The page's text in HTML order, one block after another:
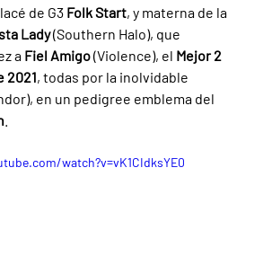
de G3 Folk Start, y materna de la
Lady (Southern Halo), que
a Fiel Amigo (Violence), el Mejor 2
2021, todas por la inolvidable
en un pedigree emblema del
.
watch?v=vK1CIdksYE0